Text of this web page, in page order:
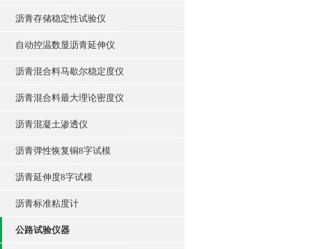
沥青存储稳定性试验仪
自动控温数显沥青延伸仪
沥青混合料马歇尔稳定度仪
沥青混合料最大理论密度仪
沥青混凝土渗透仪
沥青弹性恢复铜8字试模
沥青延伸度8字试模
沥青标准粘度计
公路试验仪器